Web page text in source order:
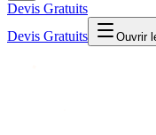
Devis Gratuits
Devis Gratuits
Ouvrir